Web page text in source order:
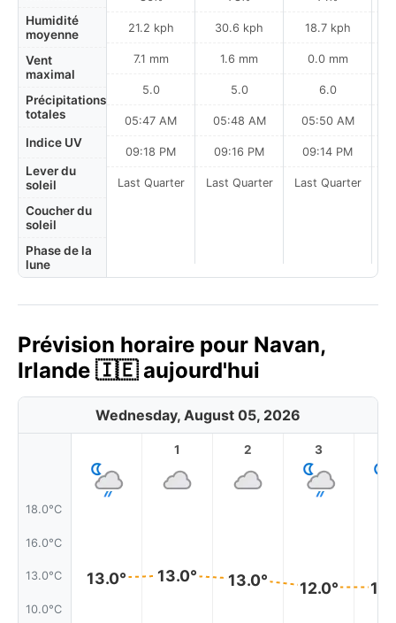
Humidité
moyenne
Vent
maximal
Précipitations
totales
Indice UV
Lever du
soleil
Coucher du
soleil
Phase de la
lune
21.2 kph
7.1 mm
5.0
05:47 AM
09:18 PM
Last Quarter
30.6 kph
1.6 mm
5.0
05:48 AM
09:16 PM
Last Quarter
18.7 kph
0.0 mm
6.0
05:50 AM
09:14 PM
Last Quarter
Prévision horaire pour Navan,
Irlande 🇮🇪 aujourd'hui
Wednesday, August 05, 2026
18.0°C
16.0°C
13.0°C
10.0°C
13.0°
1
13.0°
2
13.0°
3
12.0°